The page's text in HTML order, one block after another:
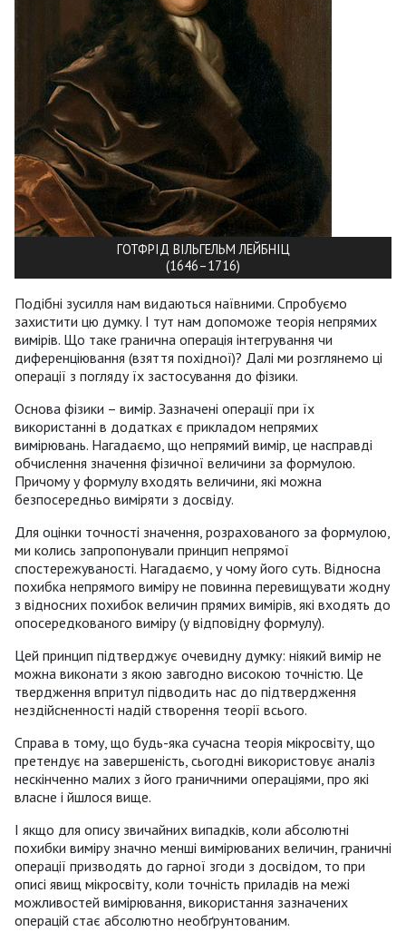
ГОТФРІД ВІЛЬГЕЛЬМ ЛЕЙБНІЦ
(1646–1716)
Подібні зусилля нам видаються наївними. Спробуємо
захистити цю думку. І тут нам допоможе теорія непрямих
вимірів. Що таке гранична операція інтегрування чи
диференціювання (взяття похідної)? Далі ми розглянемо ці
операції з погляду їх застосування до фізики.
Основа фізики – вимір. Зазначені операції при їх
використанні в додатках є прикладом непрямих
вимірювань. Нагадаємо, що непрямий вимір, це насправді
обчислення значення фізичної величини за формулою.
Причому у формулу входять величини, які можна
безпосередньо виміряти з досвіду.
Для оцінки точності значення, розрахованого за формулою,
ми колись запропонували принцип непрямої
спостережуваності. Нагадаємо, у чому його суть. Відносна
похибка непрямого виміру не повинна перевищувати жодну
з відносних похибок величин прямих вимірів, які входять до
опосередкованого виміру (у відповідну формулу).
Цей принцип підтверджує очевидну думку: ніякий вимір не
можна виконати з якою завгодно високою точністю. Це
твердження впритул підводить нас до підтвердження
нездійсненності надій створення теорії всього.
Справа в тому, що будь-яка сучасна теорія мікросвіту, що
претендує на завершеність, сьогодні використовує аналіз
нескінченно малих з його граничними операціями, про які
власне і йшлося вище.
І якщо для опису звичайних випадків, коли абсолютні
похибки виміру значно менші вимірюваних величин, граничні
операції призводять до гарної згоди з досвідом, то при
описі явищ мікросвіту, коли точність приладів на межі
можливостей вимірювання, використання зазначених
операцій стає абсолютно необґрунтованим.